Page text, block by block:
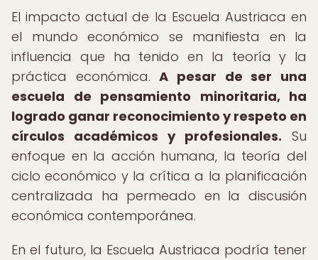
El impacto actual de la Escuela Austriaca en
el mundo económico se manifiesta en la
influencia que ha tenido en la teoría y la
práctica económica.A pesar de ser una
escuela de pensamiento minoritaria, ha
logrado ganar reconocimiento y respeto en
círculos académicos y profesionales. Su
enfoque en la acción humana, la teoría del
ciclo económico y la crítica a la planificación
centralizada ha permeado en la discusión
económica contemporánea.
En el futuro, la Escuela Austriaca podría tener